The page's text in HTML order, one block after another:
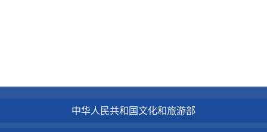
中华人民共和国文化和旅游部